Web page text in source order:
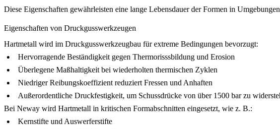
Diese Eigenschaften gewährleisten eine lange Lebensdauer der Formen in
Eigenschaften von Druckgusswerkzeugen
Hartmetall wird im Druckgusswerkzeugbau für extreme Bedingungen bevorzugt:
Hervorragende Beständigkeit gegen Thermorisssbildung und Erosion
Überlegene Maßhaltigkeit bei wiederholten thermischen Zyklen
Niedriger Reibungskoeffizient reduziert Fressen und Anhaften
Außerordentliche Druckfestigkeit, um Schussdrücke von über 1500 bar zu
Bei Neway wird Hartmetall in kritischen Formabschnitten eingesetzt, wie z. B.:
Kernstifte und Auswerferstifte